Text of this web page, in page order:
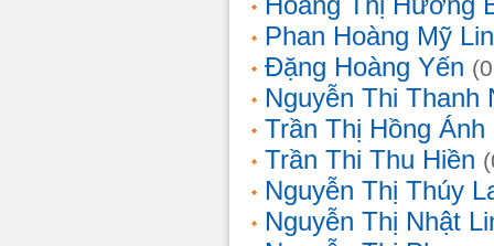
Phan Hoàng Mỹ
Đặng Hoàng Yến
Nguyễn Thi Thanh
Trần Thị Hồng Ánh
Trần Thi Thu Hiền
Nguyễn Thị Thúy
Nguyễn Thị Nhật